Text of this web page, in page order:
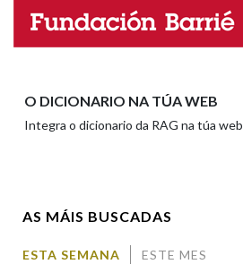
Nome
O DICIONARIO NA TÚA WEB
Integra o dicionario da RAG na túa web
AS MÁIS BUSCADAS
ESTA SEMANA ESTE MES